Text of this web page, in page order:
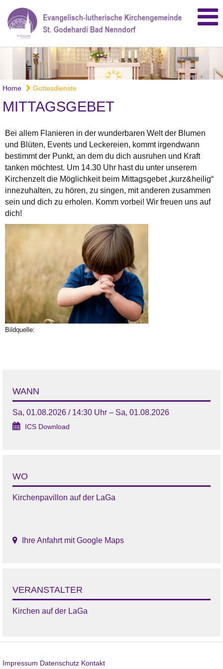
Home Gottesdienste
MITTAGSGEBET
Bei allem Flanieren in der wunderbaren Welt der Blumen
und Blüten, Events und Leckereien, kommt irgendwann
bestimmt der Punkt, an dem du dich ausruhen und Kraft
tanken möchtest. Um 14.30 Uhr hast du unter unserem
Kirchenzelt die Möglichkeit beim Mittagsgebet „kurz&heilig“
innezuhalten, zu hören, zu singen, mit anderen zusammen
sein und dich zu erholen. Komm vorbei! Wir freuen uns auf
dich!
Bildquelle:
WANN
Sa, 01.08.2026 / 14:30 Uhr – Sa, 01.08.2026
ICS Download
WO
Kirchenpavillon auf der LaGa
Ihre Anfahrt mit Google Maps
VERANSTALTER
Kirchen auf der LaGa
Impressum Datenschutz Kontakt